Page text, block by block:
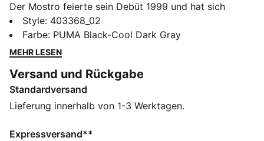
Der Mostro feierte sein Debüt 1999 und hat sich
seitdem zu einem der meistverkauften Schuhe von
PUMA entwickelt. Der liebevoll nach dem italienischen
Wort für „Monster“ benannte Schuh wurde
Sprintspike von 1968 und einem Surfschuh aus den
80er Jahren. Mit dem Mostro Fey kombinieren wir sein
charakteristisches, markantes Design mit einer
Obermaterial auf glänzendem Satin. Das Ergebnis: ein
Style: 403368_02
Farbe: PUMA Black-Cool Dark Gray
MEHR LESEN
Versand und Rückgabe
Standardversand
Lieferung innerhalb von 1-3 Werktagen.
Expressversand**